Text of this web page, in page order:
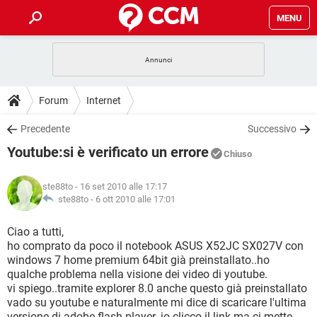
MENU
INTRATTENIMENTO
iOS
INSTAGRAM WHATSAPP
TIKTOK
HARDWARE
GUIDE
COVID-19
INSTAGRAM
TIKTOK
HARDWARE
DOWNLOAD
COVID-19 GAMING
INTRATTENIMENTO
iOS WINDOWS 10
INSTAGRAM
TIKTOK FACEBOOK
HARDWARE
COVID-19
INTRATTENIMENTO
iOS
INSTAGRAM WHATSAPP
TIKTOK FACEBOOK
HARDWARE
GLOSSARIO
COVID-19
INTRATTENIMENTO ANDROID
iOS WINDOWS 10
INSTAGRAM WHATSAPP
Forum Internet
Precedente Successivo
Youtube:si è verificato un errore Chiuso
ste88to - 16 set 2010 alle 17:17
ste88to - 6 ott 2010 alle 17:01
Ciao a tutti,
ho comprato da poco il notebook ASUS X52JC SX027V con
windows 7 home premium 64bit già preinstallato..ho
qualche problema nella visione dei video di youtube.
vi spiego..tramite explorer 8.0 anche questo già preinstallato
vado su youtube e naturalmente mi dice di scaricare l'ultima